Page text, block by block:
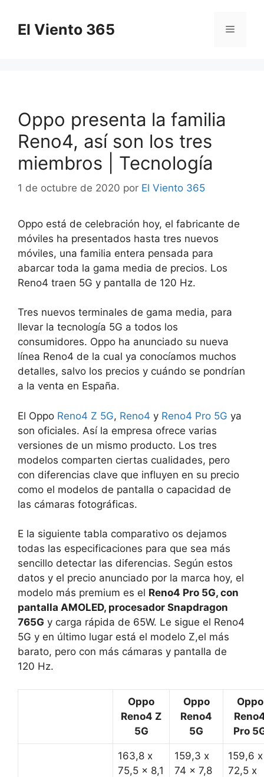
contenido
El Viento 365 Menú
Oppo presenta la familia
Reno4, así son los tres
miembros | Tecnología
1 de octubre de 2020 por El Viento 365
Oppo está de celebración hoy, el fabricante de
móviles ha presentados hasta tres nuevos
móviles, una familia entera pensada para
abarcar toda la gama media de precios. Los
Reno4 traen 5G y pantalla de 120 Hz.
Tres nuevos terminales de gama media, para
llevar la tecnología 5G a todos los
consumidores. Oppo ha anunciado su nueva
línea Reno4 de la cual ya conocíamos muchos
detalles, salvo los precios y cuándo se pondrían
a la venta en España.
El Oppo Reno4 Z 5G, Reno4 y Reno4 Pro 5G ya
son oficiales. Así la empresa ofrece varias
versiones de un mismo producto. Los tres
modelos comparten ciertas cualidades, pero
con diferencias clave que influyen en su precio
como el modelos de pantalla o capacidad de
las cámaras fotográficas.
E la siguiente tabla comparativo os dejamos
todas las especificaciones para que sea más
sencillo detectar las diferencias. Según estos
datos y el precio anunciado por la marca hoy, el
modelo más premium es el Reno4 Pro 5G, con
pantalla AMOLED, procesador Snapdragon
765G y carga rápida de 65W. Le sigue el Reno4
5G y en último lugar está el modelo Z,el más
barato, pero con más cámaras y pantalla de
120 Hz.
Oppo
Reno4 Z
5G
Oppo
Reno4
5G
Oppo
Pro
163,8 x
75,5 x 8,1
159,3 x
74 x 7,8
159,6 x
72,5 x